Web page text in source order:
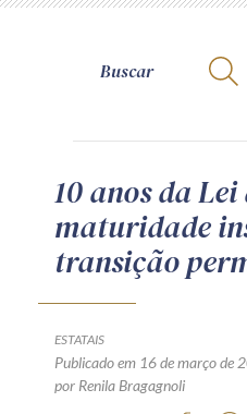
A
Como
Site
Política de
Guia de Direitos
10 anos da
maturidade
transição
ESTATAIS
Publicado em 16 de março de
por Renila Bragagnoli